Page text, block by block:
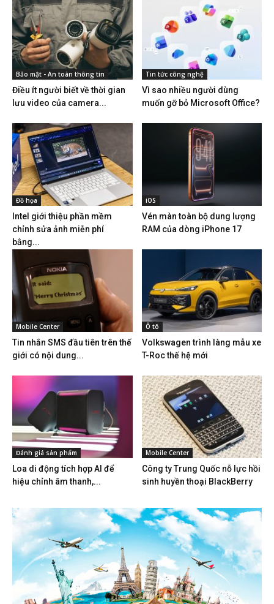
Bảo mật - An toàn thông tin
Điều ít người biết về thời gian
lưu video của camera...
Tin tức công nghệ
Vì sao nhiều người dùng
muốn gỡ bỏ Microsoft Office?
Đồ họa
Intel giới thiệu phần mềm
chỉnh sửa ảnh miễn phí
bằng...
iOS
Vén màn toàn bộ dung lượng
RAM của dòng iPhone 17
Mobile Center
Tin nhắn SMS đầu tiên trên thế
giới có nội dung...
Ô tô
Volkswagen trình làng mẫu xe
T-Roc thế hệ mới
Đánh giá sản phẩm
Loa di động tích hợp AI để
hiệu chỉnh âm thanh,...
Mobile Center
Công ty Trung Quốc nỗ lực hồi
sinh huyền thoại BlackBerry